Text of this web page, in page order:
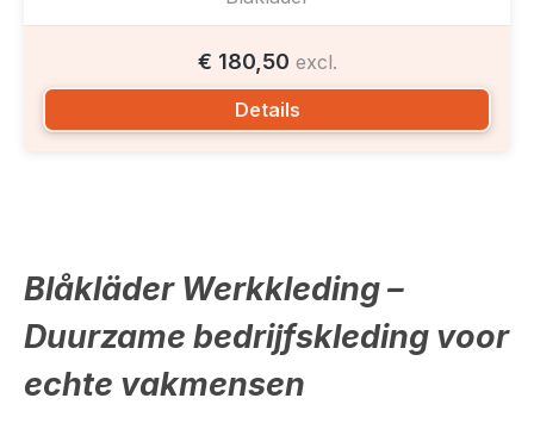
€ 180,50 excl.
Details
Blåkläder Werkkleding –
Duurzame bedrijfskleding voor
echte vakmensen